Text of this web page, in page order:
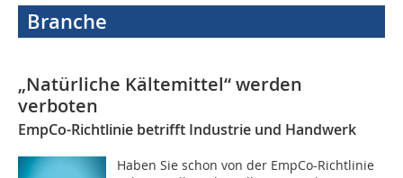
Branche
„Natürliche Kältemittel“ werden
verboten
EmpCo-Richtlinie betrifft Industrie und Handwerk
Haben Sie schon von der EmpCo-Richtlinie